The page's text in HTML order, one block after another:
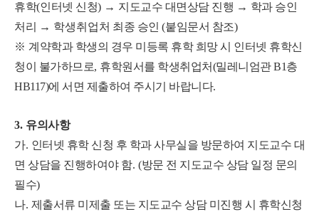
휴학(인터넷 신청) → 지도교수 대면상담 진행 → 학과 승인
처리
→ 학생취업처 최종 승인 (붙임문서 참조)
※ 계약학과 학생의 경우 미등록 휴학 희망 시 인터넷 휴학신
청이 불가하므로, 휴학원서를 학생취업처(밀레니엄관 B1층
HB117)에 서면 제출하여 주시기 바랍니다.
3. 유의사항
가. 인터넷 휴학 신청 후 학과 사무실을 방문하여 지도교수 대
면 상담을 진행하여야 함. (방문 전 지도교수 상담 일정 문의
필수)
나. 제출서류 미제출 또는 지도교수 상담 미진행 시 휴학신청